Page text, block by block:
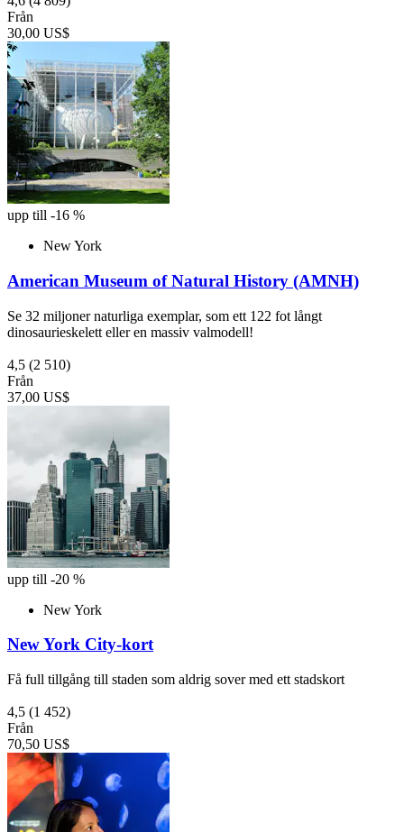
Från
30,00 US$
upp till -16 %
New York
American Museum of Natural History (AMNH)
Se 32 miljoner naturliga exemplar, som ett 122 fot långt
dinosaurieskelett eller en massiv valmodell!
4,5 (2 510)
Från
37,00 US$
upp till -20 %
New York
New York City-kort
Få full tillgång till staden som aldrig sover med ett stadskort
4,5 (1 452)
Från
70,50 US$